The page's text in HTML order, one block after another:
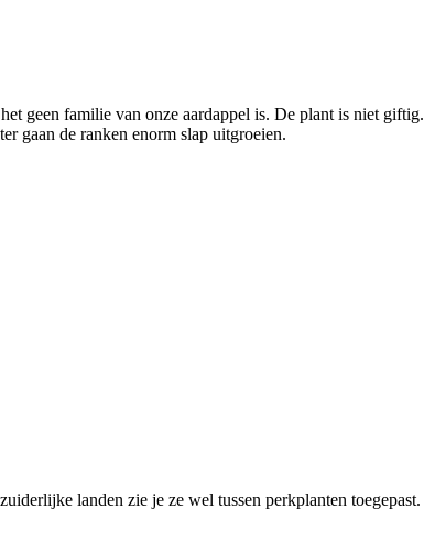
geen familie van onze aardappel is. De plant is niet giftig.
gaan de ranken enorm slap uitgroeien.
landen zie je ze wel tussen perkplanten toegepast.